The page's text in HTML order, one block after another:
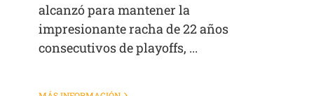
alcanzó para mantener la
impresionante racha de 22 años
consecutivos de playoffs, ...